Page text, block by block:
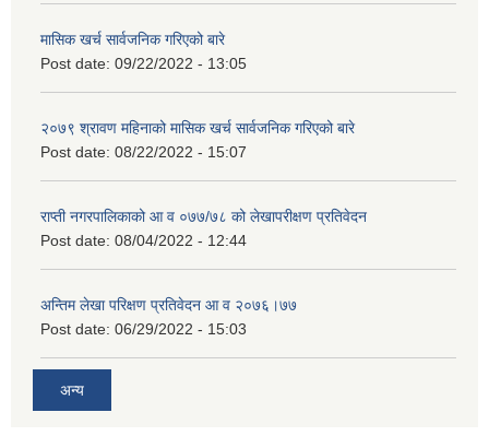
मासिक खर्च सार्वजनिक गरिएको बारे
Post date: 09/22/2022 - 13:05
२०७९ श्रावण महिनाको मासिक खर्च सार्वजनिक गरिएको बारे
Post date: 08/22/2022 - 15:07
राप्ती नगरपालिकाको आ व ०७७/७८ को लेखापरीक्षण प्रतिवेदन
Post date: 08/04/2022 - 12:44
अन्तिम लेखा परिक्षण प्रतिवेदन आ व २०७६।७७
Post date: 06/29/2022 - 15:03
अन्य